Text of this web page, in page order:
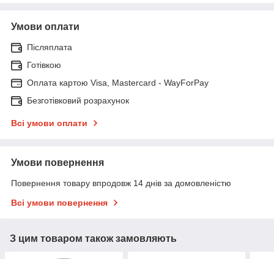
Умови оплати
Післяплата
Готівкою
Оплата картою Visa, Mastercard - WayForPay
Безготівковий розрахунок
Всі умови оплати
Умови повернення
Повернення товару впродовж 14 днів за домовленістю
Всі умови повернення
З цим товаром також замовляють